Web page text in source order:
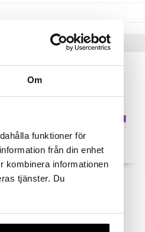
Om
funktioner för
från din enhet
kombinera informationen
tjänster. Du
Vinkkejä sinulle
Bepanthen SensiCalm
14,90 €